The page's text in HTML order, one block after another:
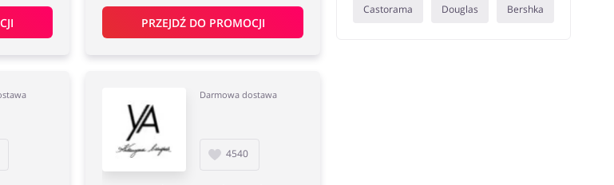
PRZEJDŹ DO PROMOCJI
Darmowa dostawa
4540
Castorama Douglas Bershka